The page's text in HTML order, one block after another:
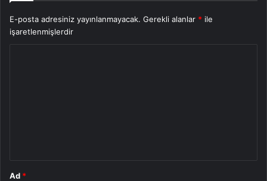
E-posta adresiniz yayınlanmayacak. Gerekli alanlar * ile
işaretlenmişlerdir
Ad *